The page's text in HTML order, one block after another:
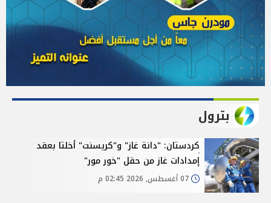
بترول
كردستان: "دانة غاز" و"كريسنت" أخلتا بعقد
إمدادات غاز من حقل "خور مور"